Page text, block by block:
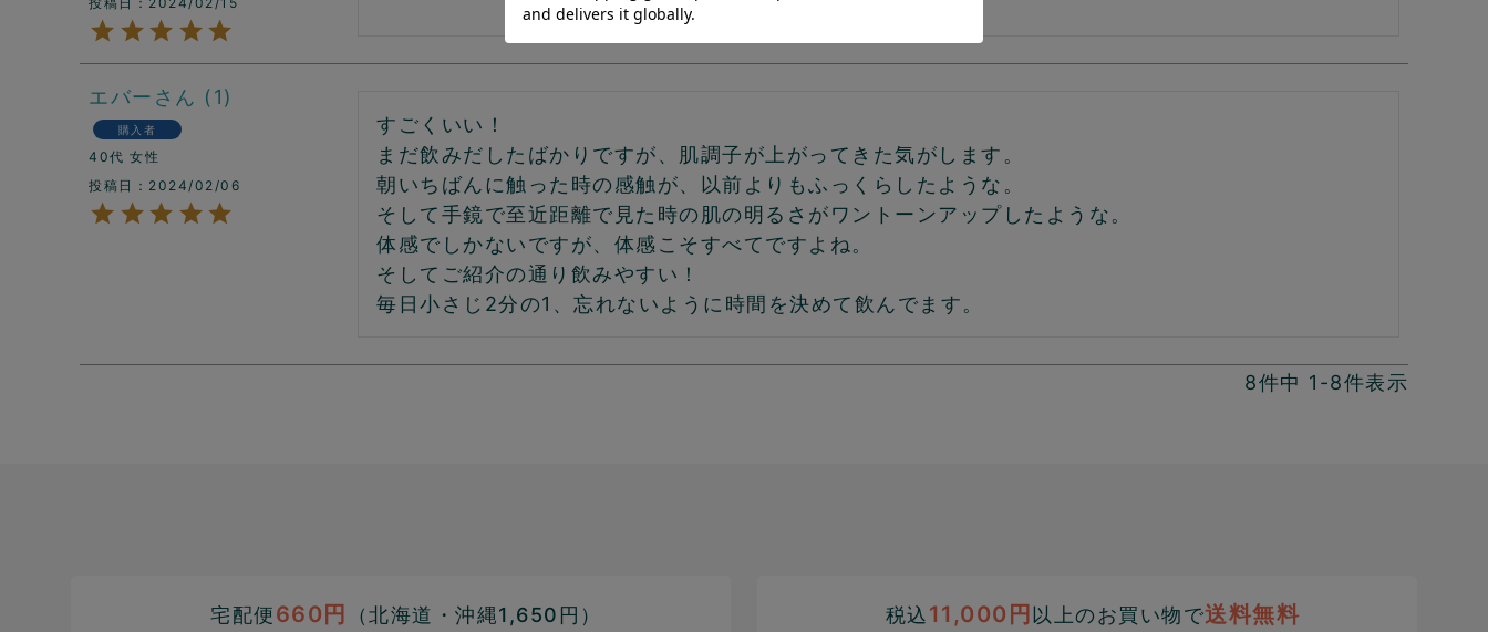
エバー 1
購入者
40代 女性
投稿日
2024/02/06
すごくいい！
まだ飲みだしたばかりですが、肌調子が上がってきた気がします。
朝いちばんに触った時の感触が、以前よりもふっくらしたような。
そして手鏡で至近距離で見た時の肌の明るさがワントーンアップしたような。
体感でしかないですが、体感こそすべてですよね。
そしてご紹介の通り飲みやすい！
毎日小さじ2分の1、忘れないように時間を決めて飲んでます。
8件中 1 -8件表示
宅配便660円
（北海道・沖縄1,650円）
税込11,000円 以上のお買い物で送料無料